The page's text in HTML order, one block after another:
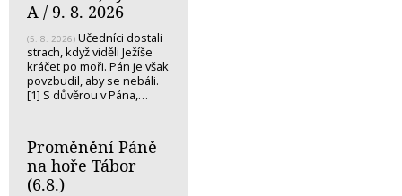
A / 9. 8. 2026
(5. 8. 2026) Učedníci dostali
strach, když viděli Ježíše
kráčet po moři. Pán je však
povzbudil, aby se nebáli.
[1] S důvěrou v Pána,…
Proměnění Páně
na hoře Tábor
(6.8.)